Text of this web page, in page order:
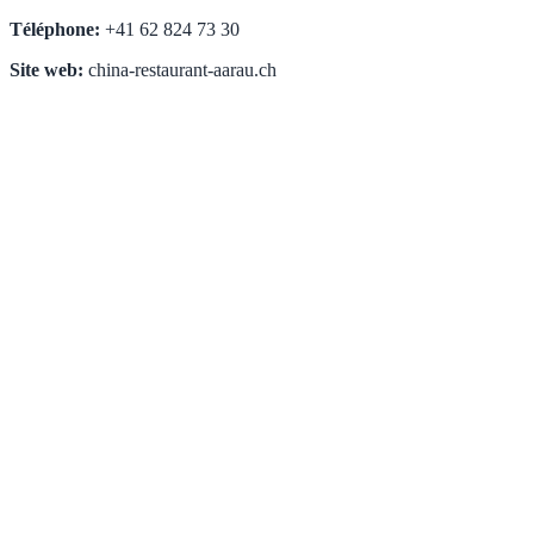
Téléphone: +41 62 824 73 30
Site web: china-restaurant-aarau.ch